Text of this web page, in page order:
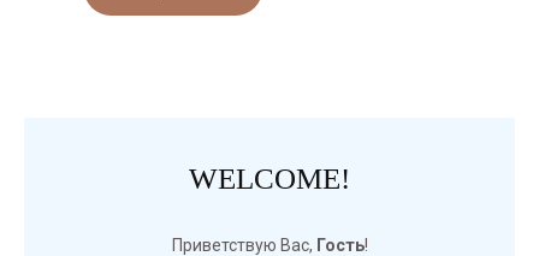
WELCOME!
Приветствую Вас, Гость!